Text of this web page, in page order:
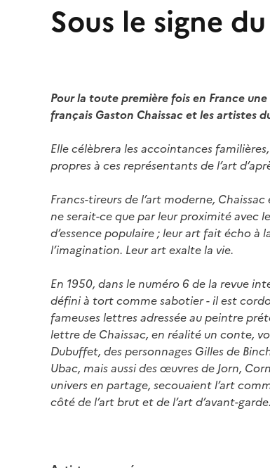
Sous le signe
Pour la toute première fois en France
français Gaston Chaissac et les artistes
Elle célèbrera les accointances
propres à ces représentants de l’art
Francs-tireurs de l’art moderne,
ne serait-ce que par leur proximité avec
d’essence populaire ; leur art fait écho à
l’imagination. Leur art exalte la vie.
En 1950, dans le numéro 6 de la revue
défini à tort comme sabotier - il est
fameuses lettres adressée au peintre
lettre de Chaissac, en réalité un conte,
Dubuffet, des personnages Gilles de
Ubac, mais aussi des œuvres de Jorn,
univers en partage, secouaient l’art
côté de l’art brut et de l’art d’avant-garde.